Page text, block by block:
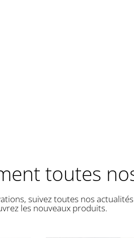
toutes
suivez toutes nos actualités
les nouveaux produits.